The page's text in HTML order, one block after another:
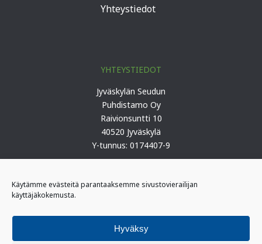
Käytämme evästeitä parantaaksemme sivustovierailijan
käyttäjäkokemusta.
Hyväksy
Yhteystiedot
YHTEYSTIEDOT
Jyväskylän Seudun
Puhdistamo Oy
Raivionsuntti 10
40520 Jyväskylä
Y-tunnus: 0174407-9
I-päivystäjä: 0400 406 340
(kiireelliset ilmoitukset)